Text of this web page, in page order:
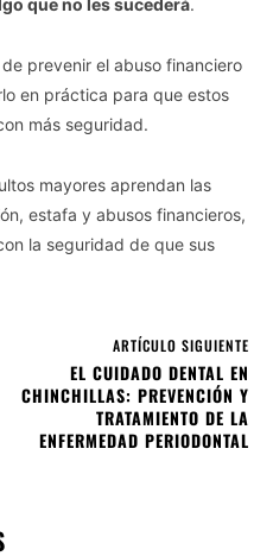
que no les sucederá.
prevenir el abuso financiero
en práctica para que estos
más seguridad.
mayores aprendan las
estafa y abusos financieros,
la seguridad de que sus
ARTÍCULO SIGUIENTE
EL CUIDADO DENTAL EN
CHINCHILLAS: PREVENCIÓN Y
TRATAMIENTO DE LA
ENFERMEDAD PERIODONTAL